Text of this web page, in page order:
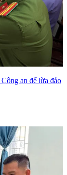
an để lừa đảo